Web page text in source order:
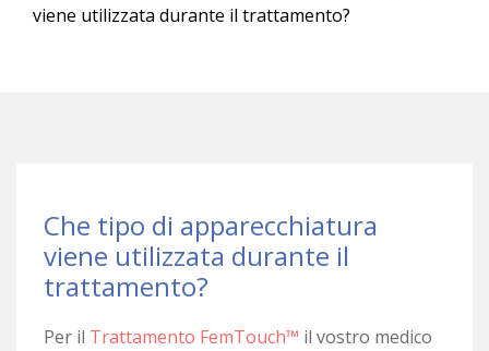
viene utilizzata durante il trattamento?
Che tipo di apparecchiatura
viene utilizzata durante il
trattamento?
Per il Trattamento FemTouch™ il vostro medico